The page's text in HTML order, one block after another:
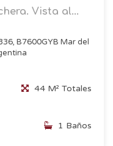
Vista al...
B7600GYB Mar del
44 M² Totales
1 Baños